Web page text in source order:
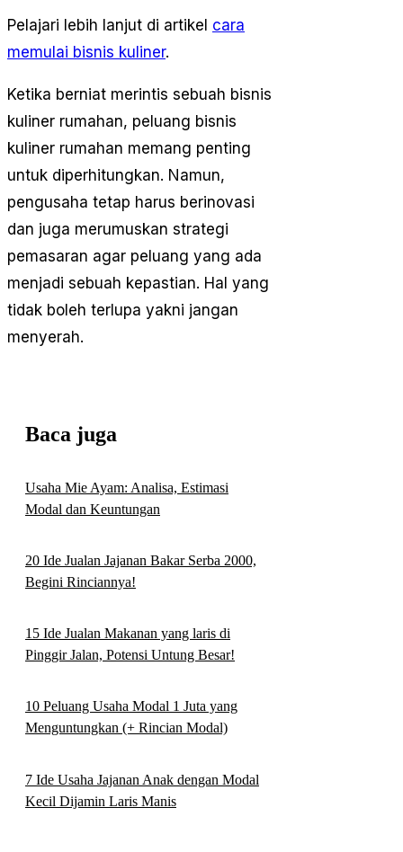
Pelajari lebih lanjut di artikel cara
memulai bisnis kuliner.
Ketika berniat merintis sebuah bisnis
kuliner rumahan, peluang bisnis
kuliner rumahan memang penting
untuk diperhitungkan. Namun,
pengusaha tetap harus berinovasi
dan juga merumuskan strategi
pemasaran agar peluang yang ada
menjadi sebuah kepastian. Hal yang
tidak boleh terlupa yakni jangan
menyerah.
Baca juga
Usaha Mie Ayam: Analisa, Estimasi
Modal dan Keuntungan
20 Ide Jualan Jajanan Bakar Serba 2000,
Begini Rinciannya!
15 Ide Jualan Makanan yang laris di
Pinggir Jalan, Potensi Untung Besar!
10 Peluang Usaha Modal 1 Juta yang
Menguntungkan (+ Rincian Modal)
7 Ide Usaha Jajanan Anak dengan Modal
Kecil Dijamin Laris Manis